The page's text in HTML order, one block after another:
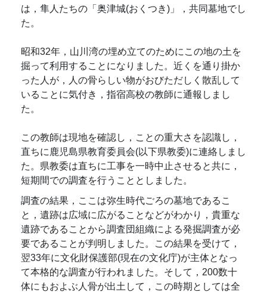
は，隼人たちの「奥津城(おくつき)」，共同墓地でし
た。
昭和32年，山川湾の埋め立てのためにこの地の土を
掘って利用することになりました。近くを通り掛か
った人が，人の骨らしい物がおびただしく散乱して
いることに気付き，指宿高校の教師に通報しまし
た。
この教師は現地を確認し，ことの重大さを認識し，
直ちに鹿児島県教育委員会(以下県教委)に連絡しまし
た。県教委は直ちに工事を一時中止させると共に，
短期間での調査を行うこととしました。
調査の結果，ここは弥生時代ごろの墓地であるこ
と，遺跡は広域に広がることなどがわかり，貴重な
遺跡であることから調査団組織による発掘調査が必
要であることが判明しました。この結果を受けて，
翌33年に文化財保護部(現在の文化庁)が主体となっ
て本格的な調査が行われました。そして，200数十
体にもおよぶ人骨が出土して，この時期としては全